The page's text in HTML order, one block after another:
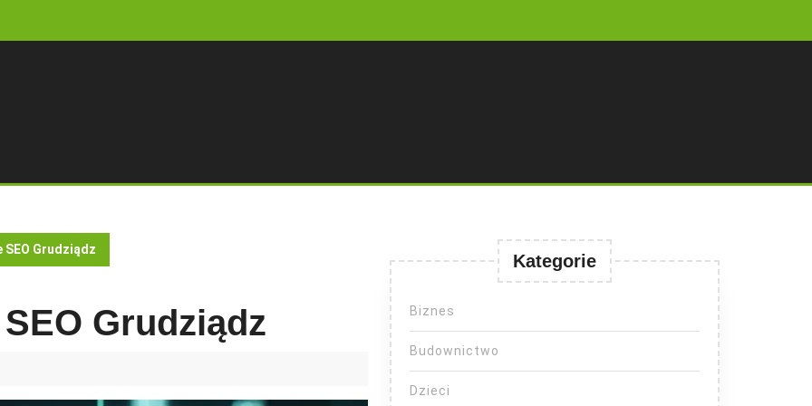
SEO Grudziądz
Grudziądz
Kategorie
Biznes
Budownictwo
Dzieci